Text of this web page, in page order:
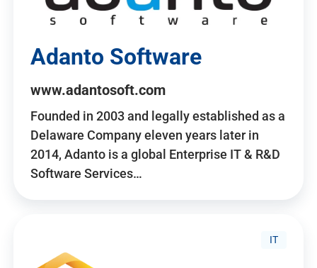
Adanto Software
www.adantosoft.com
Founded in 2003 and legally established as a
Delaware Company eleven years later in
2014, Adanto is a global Enterprise IT & R&D
Software Services…
IT